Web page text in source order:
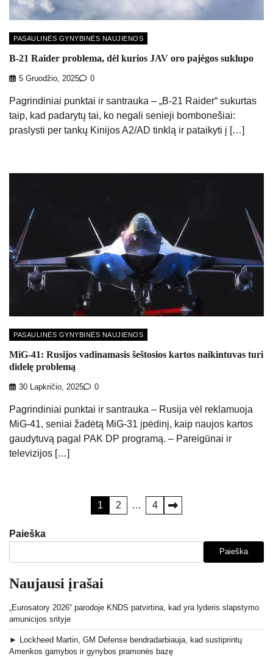
PASAULINĖS GYNYBINĖS NAUJIENOS
B-21 Raider problema, dėl kurios JAV oro pajėgos suklupo
5 Gruodžio, 2025 0
Pagrindiniai punktai ir santrauka – „B-21 Raider“ sukurtas
taip, kad padarytų tai, ko negali senieji bombonešiai:
praslysti per tankų Kinijos A2/AD tinklą ir pataikyti į […]
PASAULINĖS GYNYBINĖS NAUJIENOS
MiG-41: Rusijos vadinamasis šeštosios kartos naikintuvas turi
didelę problemą
30 Lapkričio, 2025 0
Pagrindiniai punktai ir santrauka – Rusija vėl reklamuoja
MiG-41, seniai žadėtą ​​MiG-31 įpėdinį, kaip naujos kartos
gaudytuvą pagal PAK DP programą. – Pareigūnai ir
televizijos […]
puslapiavimas
1 2 … 4
Paieška
Paieška
Naujausi įrašai
„Eurosatory 2026“ parodoje KNDS patvirtina, kad yra lyderis slapstymo
amunicijos srityje
► Lockheed Martin, GM Defense bendradarbiauja, kad sustiprintų
Amerikos gamybos ir gynybos pramonės bazę